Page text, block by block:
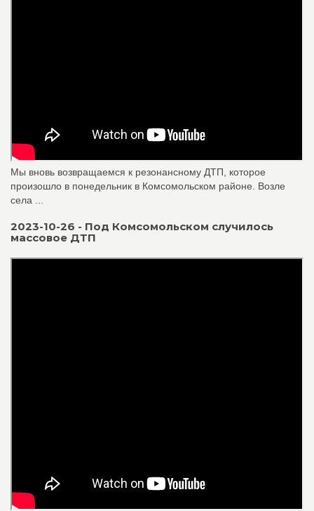
Мы вновь возвращаемся к резонансному ДТП, которое
произошло в понедельник в Комсомольском районе. Возле
села ...
2023-10-26 - Под Комсомольском случилось
массовое ДТП